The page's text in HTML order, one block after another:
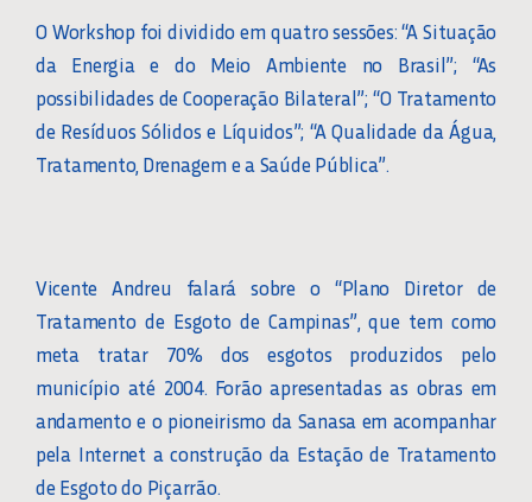
O Workshop foi dividido em quatro sessões: “A Situação
da Energia e do Meio Ambiente no Brasil”; “As
possibilidades de Cooperação Bilateral”; “O Tratamento
de Resíduos Sólidos e Líquidos”; “A Qualidade da Água,
Tratamento, Drenagem e a Saúde Pública”.
Vicente Andreu falará sobre o “Plano Diretor de
Tratamento de Esgoto de Campinas”, que tem como
meta tratar 70% dos esgotos produzidos pelo
município até 2004. Forão apresentadas as obras em
andamento e o pioneirismo da Sanasa em acompanhar
pela Internet a construção da Estação de Tratamento
de Esgoto do Piçarrão.